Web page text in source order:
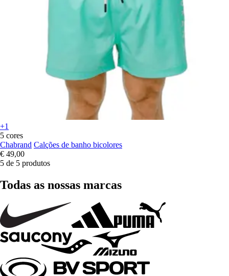
+1
5 cores
Chabrand Calções de banho bicolores
€ 49,00
5 de 5 produtos
Todas as nossas marcas